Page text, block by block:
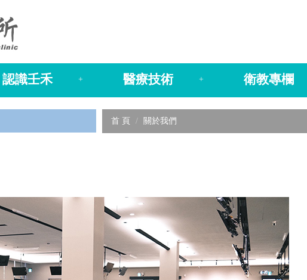
認識壬禾 + 醫療技術 + 衛教專欄
首 頁 關於我們